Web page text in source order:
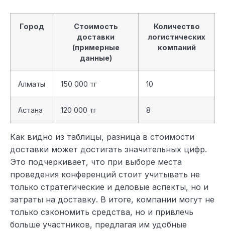
Город
Стоимость
доставки
(примерные
данные)
Количество
логистических
компаний
Алматы 150 000 тг 10
Астана 120 000 тг 8
Как видно из таблицы, разница в стоимости
доставки может достигать значительных цифр.
Это подчеркивает, что при выборе места
проведения конференций стоит учитывать не
только стратегические и деловые аспекты, но и
затраты на доставку. В итоге, компании могут не
только сэкономить средства, но и привлечь
больше участников, предлагая им удобные